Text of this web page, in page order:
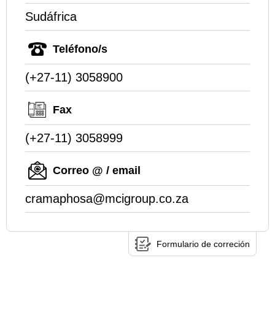
Sudáfrica
Teléfono/s
(+27-11) 3058900
Fax
(+27-11) 3058999
Correo @ / email
cramaphosa@mcigroup.co.za
Formulario de correción